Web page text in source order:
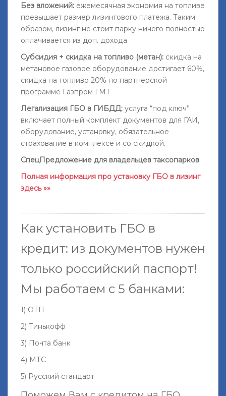
Без вложений: ежемесячная экономия на топливе
превышает размер лизингового платежа. Таким
образом, лизинг не стоит парку ничего полностью
оплачивается из доп. дохода
Субсидия + скидка на топливо (метан): скидка на
метановое газовое оборудование достигает 60%,
скидка на топливо 20% по партнерской
программе Газпром ГМТ
Легализация ГБО в ГИБДД: услуга “под ключ”
включает полный комплект документов для ГАИ,
оборудование, установку, обязательное
страхование в комплексе и со скидкой.
СпецПредложение для владельцев таксопарков
Полная информация про установку ГБО в лизинг
здесь »»
Как установить ГБО в
кредит: из документов нужен
только российский паспорт!
Мы работаем с 5 банками:
1) ОТП
2) Тинькофф
3) Почта банк
4) МТС
5) Русский стандарт